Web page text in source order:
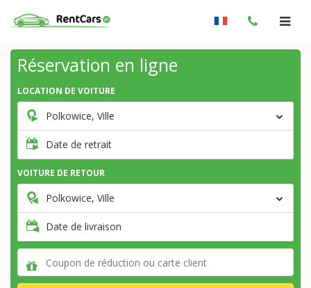
Réservation en ligne
LOCATION DE VOITURE
Polkowice, Ville
Date de retrait
VOITURE DE RETOUR
Polkowice, Ville
Date de livraison